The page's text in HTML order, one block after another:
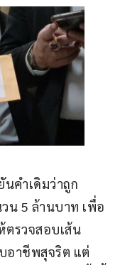
คำเดิมว่าถูก
น 5 ล้านบาท เพื่อ
ตรวจสอบเส้น
อาชีพสุจริต แต่